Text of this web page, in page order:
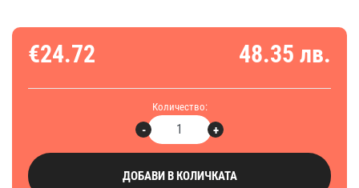
€24.72 48.35 лв.
Количество:
+
-
ДОБАВИ В КОЛИЧКАТА